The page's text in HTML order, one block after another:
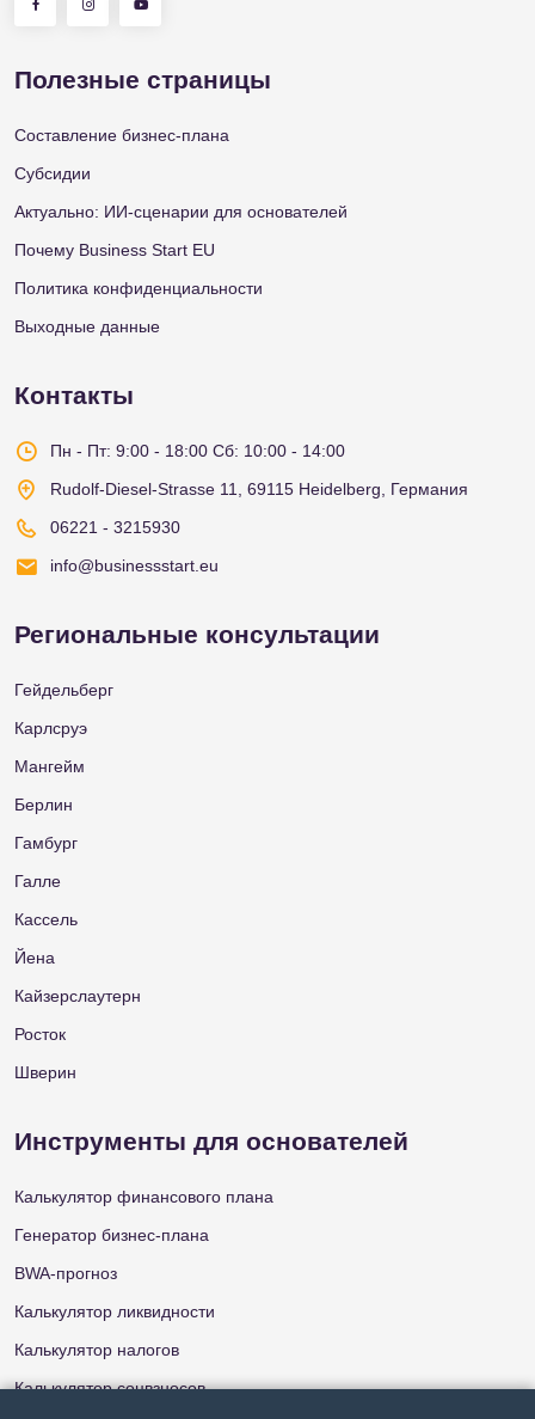
Полезные страницы
Составление бизнес-плана
Субсидии
Актуально: ИИ-сценарии для основателей
Почему Business Start EU
Политика конфиденциальности
Выходные данные
Контакты
Пн - Пт: 9:00 - 18:00 Сб: 10:00 - 14:00
Rudolf-Diesel-Strasse 11, 69115 Heidelberg, Германия
06221 - 3215930
info@businessstart.eu
Региональные консультации
Гейдельберг
Карлсруэ
Мангейм
Берлин
Гамбург
Галле
Кассель
Йена
Кайзерслаутерн
Росток
Шверин
Инструменты для основателей
Калькулятор финансового плана
Генератор бизнес-плана
BWA-прогноз
Калькулятор ликвидности
Калькулятор налогов
Калькулятор соцвзносов